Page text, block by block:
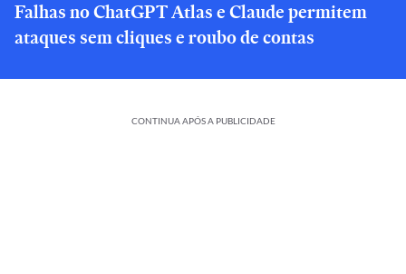
Falhas no ChatGPT Atlas e Claude permitem
ataques sem cliques e roubo de contas
CONTINUA APÓS A PUBLICIDADE